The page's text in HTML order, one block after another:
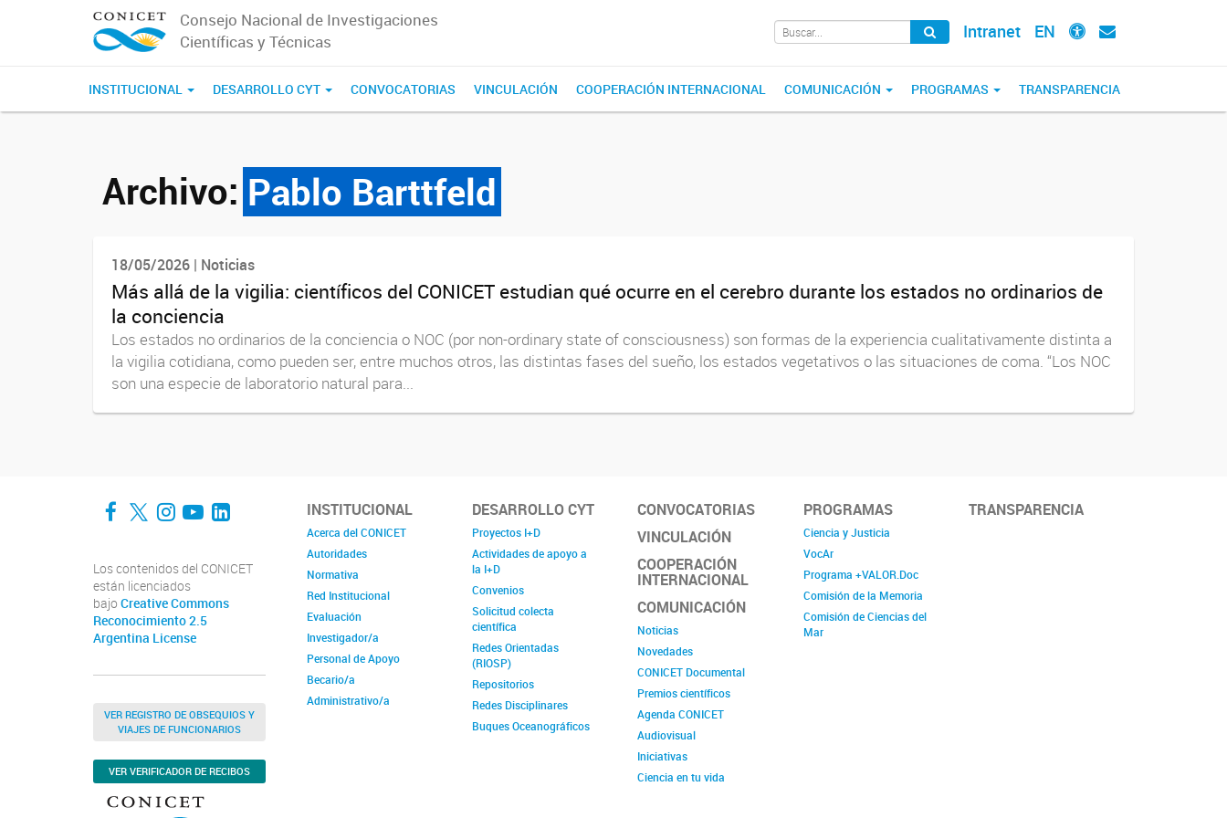
Consejo Nacional de Investigaciones
Científicas y Técnicas
Intranet EN
INSTITUCIONAL DESARROLLO CYT CONVOCATORIAS VINCULACIÓN COOPERACIÓN INTERNACIONAL COMUNICACIÓN PROGRAMAS TRANSPARENCIA
Archivo: Pablo Barttfeld
18/05/2026 | Noticias
Más allá de la vigilia: científicos del CONICET estudian qué ocurre en el cerebro durante los estados no ordinarios de
la conciencia
Los estados no ordinarios de la conciencia o NOC (por non-ordinary state of consciousness) son formas de la experiencia cualitativamente distinta a
la vigilia cotidiana, como pueden ser, entre muchos otros, las distintas fases del sueño, los estados vegetativos o las situaciones de coma. “Los NOC
son una especie de laboratorio natural para...
Facebook
Twitter
Instagram
YouTube
LinkedIn
Los contenidos del CONICET
están licenciados
bajo Creative Commons
Reconocimiento 2.5
Argentina License
VER REGISTRO DE OBSEQUIOS Y
VIAJES DE FUNCIONARIOS
VER VERIFICADOR DE RECIBOS
INSTITUCIONAL
Acerca del CONICET
Autoridades
Normativa
Red Institucional
Evaluación
Investigador/a
Personal de Apoyo
Becario/a
Administrativo/a
DESARROLLO CYT
Proyectos I+D
Actividades de apoyo a
la I+D
Convenios
Solicitud colecta
científica
Redes Orientadas
(RIOSP)
Repositorios
Redes Disciplinares
Buques Oceanográficos
CONVOCATORIAS
VINCULACIÓN
COOPERACIÓN
INTERNACIONAL
COMUNICACIÓN
Noticias
Novedades
CONICET Documental
Premios científicos
Agenda CONICET
Audiovisual
Iniciativas
Ciencia en tu vida
PROGRAMAS
Ciencia y Justicia
VocAr
Programa +VALOR.Doc
Comisión de la Memoria
Comisión de Ciencias del
Mar
TRANSPARENCIA